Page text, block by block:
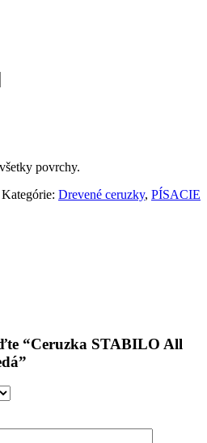
povrchy.
Kategórie: Drevené ceruzky, PÍSACIE
“Ceruzka STABILO All